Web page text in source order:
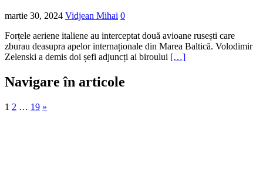
martie 30, 2024 Vidjean Mihai 0
Forțele aeriene italiene au interceptat două avioane rusești care
zburau deasupra apelor internaționale din Marea Baltică. Volodimir
Zelenski a demis doi șefi adjuncți ai biroului […]
Navigare în articole
1 2 … 19 »